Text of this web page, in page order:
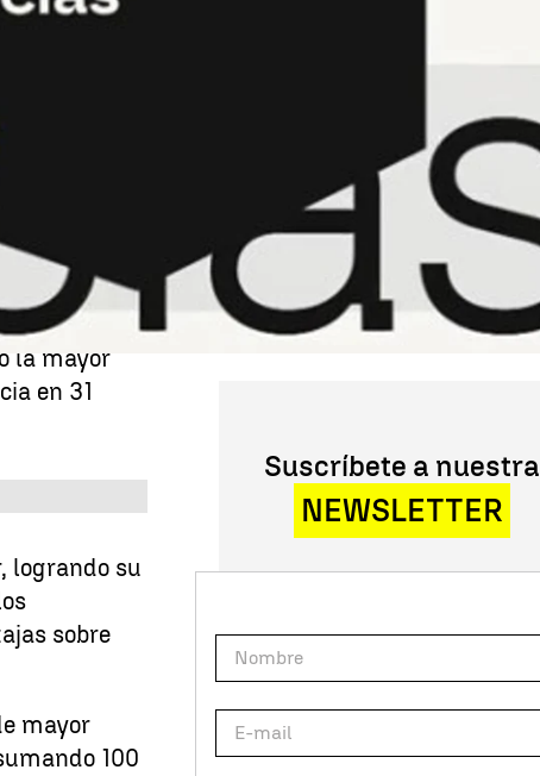
y las
de
la mayor
en 31
logrando su
sobre
mayor
100
Suscríbete a nuestra
NEWSLETTER